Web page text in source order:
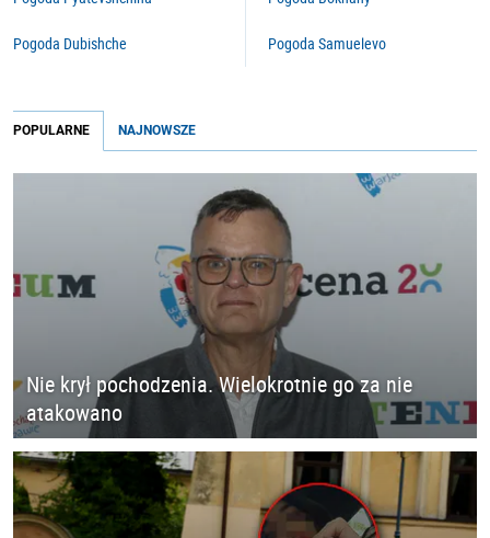
Pogoda Dubishche Pogoda Samuelevo
POPULARNE NAJNOWSZE
Nie krył pochodzenia. Wielokrotnie go za nie
atakowano